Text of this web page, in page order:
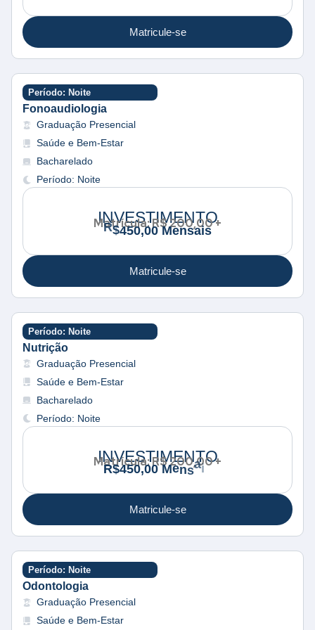
Matricule-se
Período: Noite
Fonoaudiologia
Graduação Presencial
Saúde e Bem-Estar
Bacharelado
Período: Noite
Matricule-se
INVESTIMENTO
Matrícula: R$ 200,00 +
0 M
e
nsais
Período: Noite
Nutrição
Graduação Presencial
Saúde e Bem-Estar
Bacharelado
Período: Noite
Matricule-se
INVESTIMENTO
Matrícula: R$ 200,00 +
R$450,00 Mensais
Período: Noite
Odontologia
Graduação Presencial
Saúde e Bem-Estar